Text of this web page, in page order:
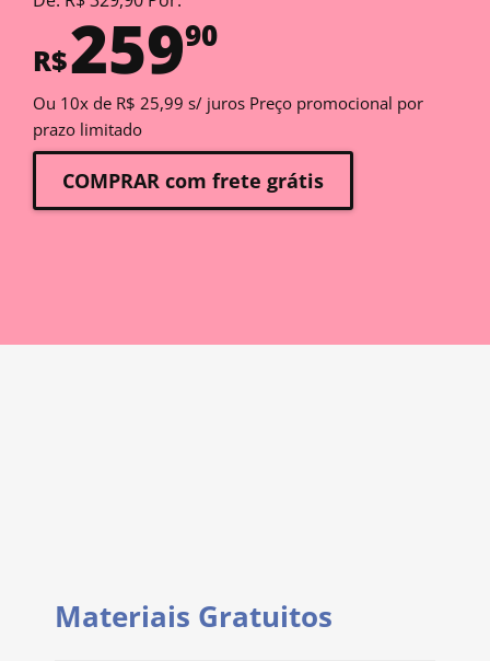
R$25990
Ou 10x de R$ 25,99 s/ juros Preço promocional por
prazo limitado
COMPRAR com frete grátis
Materiais Gratuitos